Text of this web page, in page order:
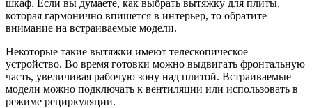
шкаф. Если вы думаете, как выбрать вытяжку для плиты,
которая гармонично впишется в интерьер, то обратите
внимание на встраиваемые модели.
Некоторые такие вытяжки имеют телескопическое
устройство. Во время готовки можно выдвигать фронтальную
часть, увеличивая рабочую зону над плитой. Встраиваемые
модели можно подключать к вентиляции или использовать в
режиме рециркуляции.